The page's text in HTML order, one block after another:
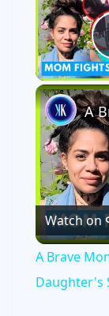
Watch on
A Brave
Daughter's